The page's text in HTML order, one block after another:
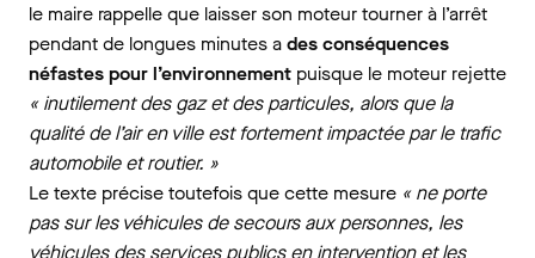
le maire rappelle que laisser son moteur tourner à l’arrêt
pendant de longues minutes ades conséquences
néfastes pour l’environnement puisque le moteur rejette
« inutilement des gaz et des particules, alors que la
qualité de l’air en ville est fortement impactée par le trafic
automobile et routier. »
Le texte précise toutefois que cette mesure « ne porte
pas sur les véhicules de secours aux personnes, les
véhicules des services publics en intervention et les